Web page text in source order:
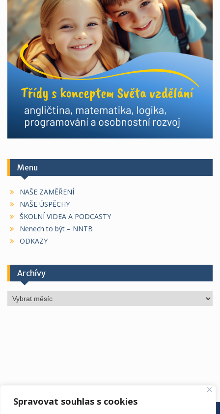
Spravovat souhlas s cookies
Menu
NAŠE ZAMĚŘENÍ
NAŠE ÚSPĚCHY
ŠKOLNÍ VIDEA A PODCASTY
Nenech to být – NNTB
ODKAZY
Archívy
Archívy